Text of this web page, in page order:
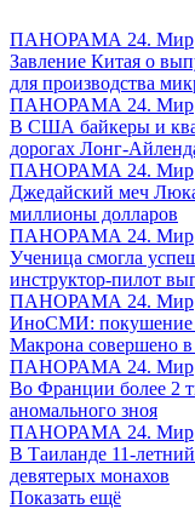
ПАНОРАМА 24. Мир
Завление Китая о
для производства
ПАНОРАМА 24. Мир
В США байкеры и
дорогах Лонг-
ПАНОРАМА 24. Мир
Джедайский меч
миллионы долларов
ПАНОРАМА 24. Мир
Ученица смогла
инструктор-пилот
ПАНОРАМА 24. Мир
ИноСМИ: покушение
Макрона совершено
ПАНОРАМА 24. Мир
Во Франции более 2
аномального зноя
ПАНОРАМА 24. Мир
В Таиланде 11-
девятерых монахов
Показать ещё